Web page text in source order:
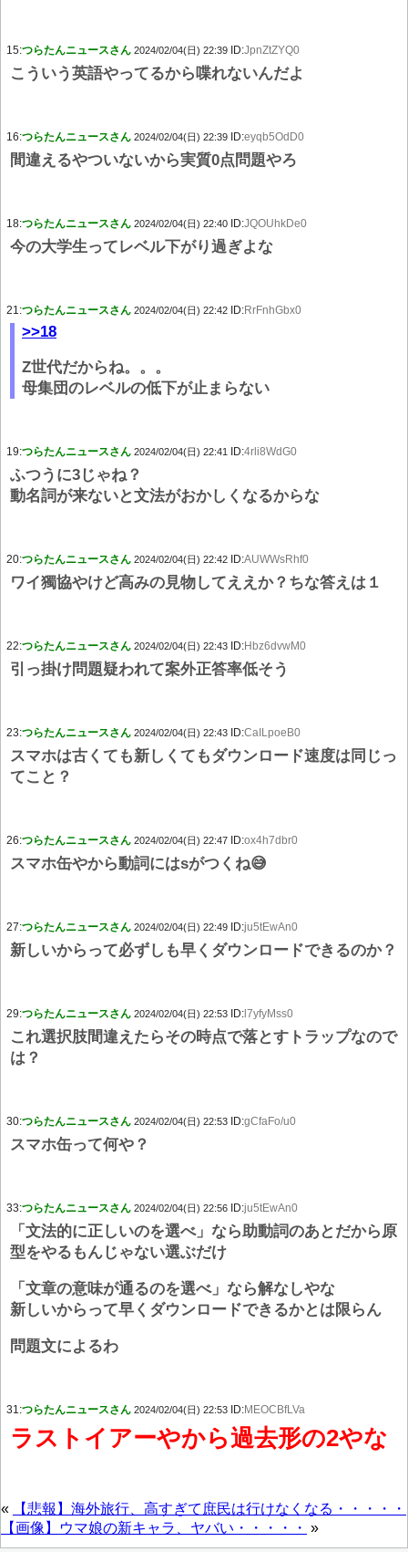
15:つらたんニュースさん 2024/02/04(日) 22:39 ID:JpnZtZYQ0
こういう英語やってるから喋れないんだよ
16:つらたんニュースさん 2024/02/04(日) 22:39 ID:eyqb5OdD0
間違えるやついないから実質0点問題やろ
18:つらたんニュースさん 2024/02/04(日) 22:40 ID:JQOUhkDe0
今の大学生ってレベル下がり過ぎよな
21:つらたんニュースさん 2024/02/04(日) 22:42 ID:RrFnhGbx0
>>18
Z世代だからね。。。
母集団のレベルの低下が止まらない
19:つらたんニュースさん 2024/02/04(日) 22:41 ID:4rli8WdG0
ふつうに3じゃね？
動名詞が来ないと文法がおかしくなるからな
20:つらたんニュースさん 2024/02/04(日) 22:42 ID:AUWWsRhf0
ワイ獨協やけど高みの見物してええか？ちな答えは１
22:つらたんニュースさん 2024/02/04(日) 22:43 ID:Hbz6dvwM0
引っ掛け問題疑われて案外正答率低そう
23:つらたんニュースさん 2024/02/04(日) 22:43 ID:CaILpoeB0
スマホは古くても新しくてもダウンロード速度は同じっ
てこと？
26:つらたんニュースさん 2024/02/04(日) 22:47 ID:ox4h7dbr0
スマホ缶やから動詞にはsがつくね😅
27:つらたんニュースさん 2024/02/04(日) 22:49 ID:ju5tEwAn0
新しいからって必ずしも早くダウンロードできるのか？
29:つらたんニュースさん 2024/02/04(日) 22:53 ID: l7yfyMss0
これ選択肢間違えたらその時点で落とすトラップなので
は？
30:つらたんニュースさん 2024/02/04(日) 22:53 ID:gCfaFo/u0
スマホ缶って何や？
33:つらたんニュースさん 2024/02/04(日) 22:56 ID:ju5tEwAn0
「文法的に正しいのを選べ」なら助動詞のあとだから原
型をやるもんじゃない選ぶだけ
「文章の意味が通るのを選べ」なら解なしやな
新しいからって早くダウンロードできるかとは限らん
問題文によるわ
31:つらたんニュースさん 2024/02/04(日) 22:53 ID:MEOCBfLVa
ラストイアーやから過去形の2やな
«
【悲報】海外旅行、高すぎて庶民は行けなくなる・・・・・
【画像】ウマ娘の新キャラ、ヤバい・・・・・ »